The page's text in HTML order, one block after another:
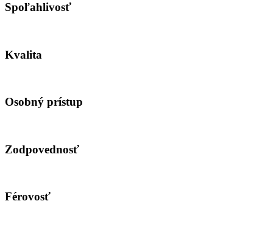
Spoľahlivosť
Kvalita
Osobný prístup
Zodpovednosť
Férovosť